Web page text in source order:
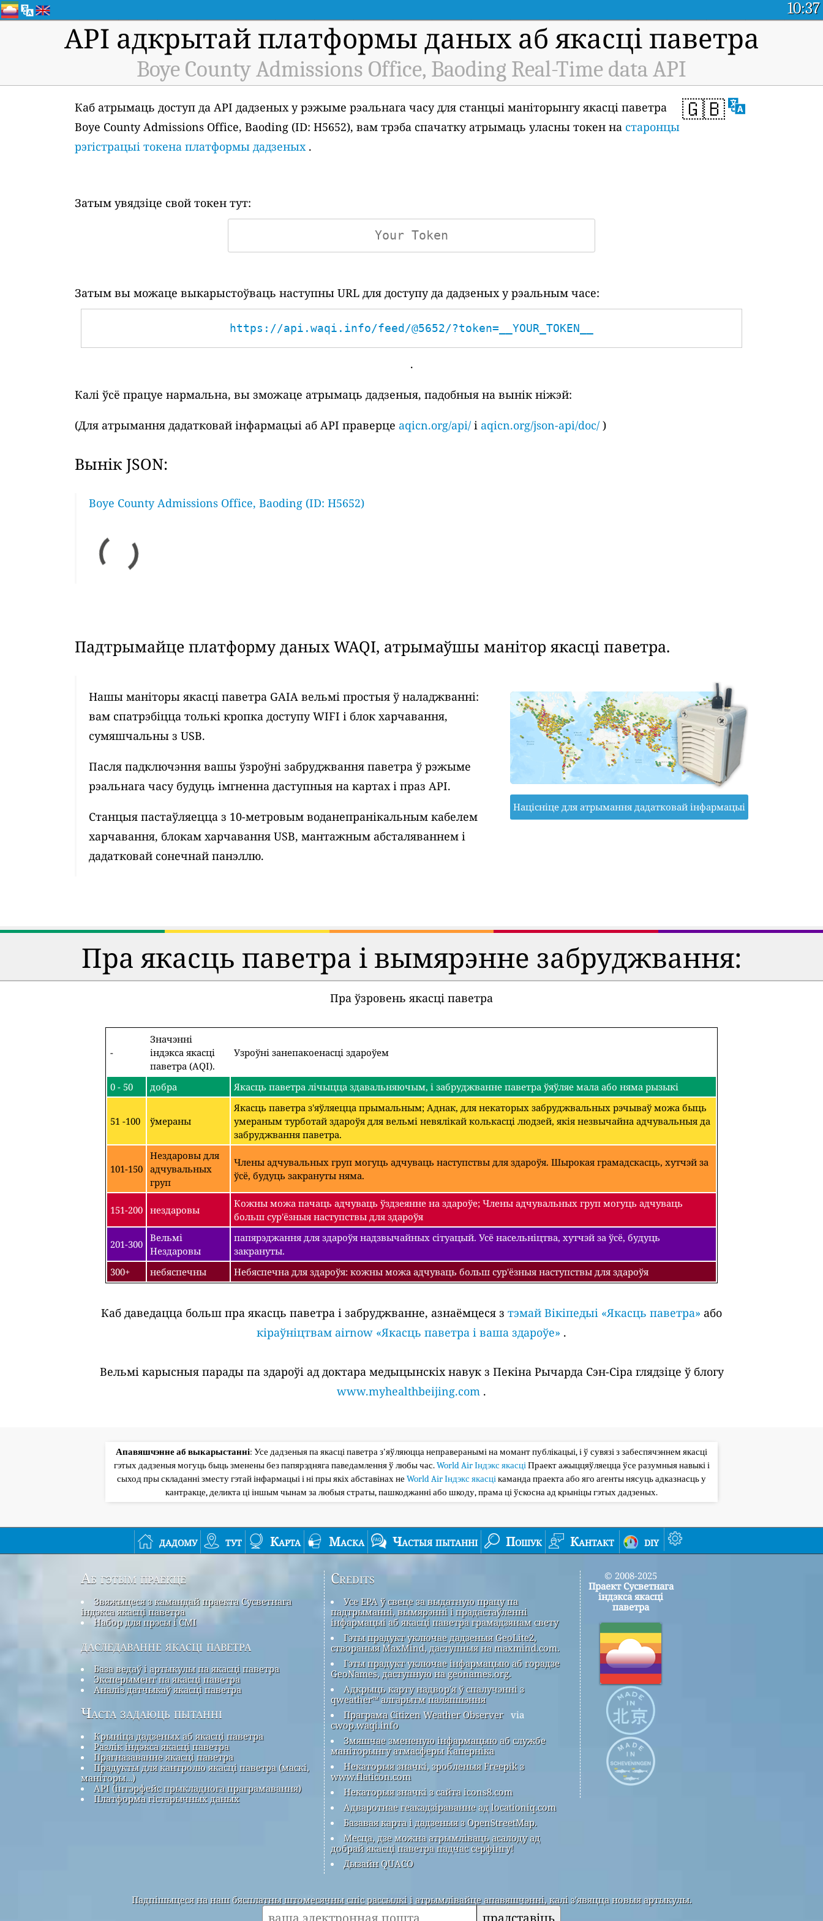
10:37
API адкрытай платформы даных аб якасці паветра
Boye County Admissions Office, Baoding Real-Time data API
🇬🇧
Каб атрымаць доступ да API дадзеных у рэжыме рэальнага часу для станцыі маніторынгу якасці паветра
Boye County Admissions Office, Baoding (ID: H5652), вам трэба спачатку атрымаць уласны токен на старонцы
рэгістрацыі токена платформы дадзеных.
Затым увядзіце свой токен тут:
Затым вы можаце выкарыстоўваць наступны URL для доступу да дадзеных у рэальным часе:
https://api.waqi.info/feed/@5652/?token=__YOUR_TOKEN__
.
Калі ўсё працуе нармальна, вы зможаце атрымаць дадзеныя, падобныя на вынік ніжэй:
(Для атрымання дадатковай інфармацыі аб API праверце aqicn.org/api/ і aqicn.org/json-api/doc/ )
Вынік JSON:
Boye County Admissions Office, Baoding (ID: H5652)
Падтрымайце платформу даных WAQI, атрымаўшы манітор якасці паветра.
Нашы маніторы якасці паветра GAIA вельмі простыя ў наладжванні:
вам спатрэбіцца толькі кропка доступу WIFI і блок харчавання,
сумяшчальны з USB.
Пасля падключэння вашы ўзроўні забруджвання паветра ў рэжыме
рэальнага часу будуць імгненна даступныя на картах і праз API.
Станцыя пастаўляецца з 10-метровым воданепранікальным кабелем
харчавання, блокам харчавання USB, мантажным абсталяваннем і
дадатковай сонечнай панэллю.
Націсніце для атрымання дадатковай інфармацыі
Пра якасць паветра і вымярэнне забруджвання:
Пра ўзровень якасці паветра
-
Значэнні
індэкса якасці
паветра (AQI).
Узроўні занепакоенасці здароўем
0 - 50 добра Якасць паветра лічыцца здавальняючым, і забруджванне паветра ўяўляе мала або няма рызыкі
51 -100 ўмераны
Якасць паветра з'яўляецца прымальным; Аднак, для некаторых забруджвальных рэчываў можа быць
умераным турботай здароўя для вельмі невялікай колькасці людзей, якія незвычайна адчувальныя да
забруджвання паветра.
101-150
Нездаровы для
адчувальных
груп
Члены адчувальных груп могуць адчуваць наступствы для здароўя. Шырокая грамадскасць, хутчэй за
ўсё, будуць закрануты няма.
151-200 нездаровы
Кожны можа пачаць адчуваць ўздзеянне на здароўе; Члены адчувальных груп могуць адчуваць
больш сур'ёзныя наступствы для здароўя
201-300
Вельмі
Нездаровы
папярэджання для здароўя надзвычайных сітуацый. Усё насельніцтва, хутчэй за ўсё, будуць
закрануты.
300+
небяспечны Небяспечна для здароўя: кожны можа адчуваць больш сур'ёзныя наступствы для здароўя
Каб даведацца больш пра якасць паветра і забруджванне, азнаёмцеся з тэмай Вікіпедыі «Якасць паветра» або
кіраўніцтвам airnow «Якасць паветра і ваша здароўе» .
Вельмі карысныя парады па здароўі ад доктара медыцынскіх навук з Пекіна Рычарда Сэн-Сіра глядзіце ў блогу
www.myhealthbeijing.com .
Апавяшчэнне аб выкарыстанні: Усе дадзеныя па якасці паветра з'яўляюцца неправеранымі на момант публікацыі, і ў сувязі з забеспячэннем якасці
гэтых дадзеныя могуць быць зменены без папярэдняга паведамлення ў любы час.World Air Індэкс якасціПраект ажыццяўляецца ўсе разумныя навыкі і
сыход пры складанні зместу гэтай інфармацыі і ні пры якіх абставінах не World Air Індэкс якасцікаманда праекта або яго агенты нясуць адказнасць у
кантракце, деликта ці іншым чынам за любыя страты, пашкоджанні або шкоду, прама ці ўскосна ад крыніцы гэтых дадзеных.
дадому тут Карта Маска Частыя пытанні Пошук Кантакт diy
Аб гэтым праекце
Звяжыцеся з камандай праекта Сусветнага
індэкса якасці паветра
Набор для прэсы і СМІ
даследаванне якасці паветра
База ведаў і артыкулы па якасці паветра
Эксперымент па якасці паветра
Аналіз датчыкаў якасці паветра
Часта задаюць пытанні
Крыніца дадзеных аб якасці паветра
Разлік індэкса якасці паветра
Прагназаванне якасці паветра
Прадукты для кантролю якасці паветра (маскі,
маніторы…)
API (інтэрфейс прыкладнога праграмавання)
Платформа гістарычных даных
Credits
Усе EPA ў свеце за выдатную працу па
падтрыманні, вымярэнні і прадастаўленні
інфармацыі аб якасці паветра грамадзянам свету
Гэты прадукт уключае дадзеныя GeoLite2,
створаныя MaxMind, даступныя на maxmind.com.
Гэты прадукт уключае інфармацыю аб горадзе
GeoNames, даступную на geonames.org.
Адкрыць карту надвор'я ў спалучэнні з
qweather™ алгарытм паляпшэння
Праграма Citizen Weather Observer via
cwop.waqi.info
Змяшчае змененую інфармацыю аб службе
маніторынгу атмасферы Каперніка
Некаторыя значкі, зробленыя Freepik з
www.flaticon.com
Некаторыя значкі з сайта icons8.com
Адваротнае геакадзіраванне ад locationiq.com
Базавая карта і дадзеныя з OpenStreetMap.
Месца, дзе можна атрымліваць асалоду ад
добрай якасці паветра падчас серфінгу!
Дызайн QUACO
© 2008-2025
Праект Сусветнага
індэкса якасці
паветра
Падпішыцеся на наш бясплатны штомесячны спіс рассылкі і атрымлівайце апавяшчэнні, калі з'явяцца новыя артыкулы.
прадставіць